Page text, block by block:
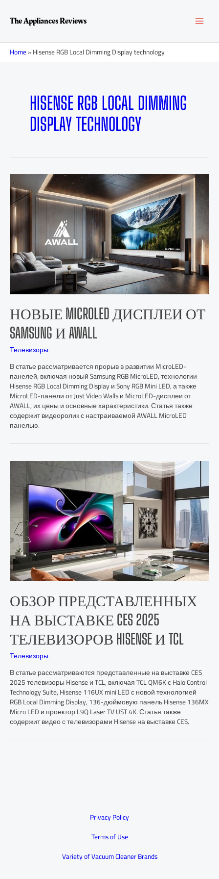
содержимому
The Appliances Reviews
Home»Hisense RGB Local Dimming Display technology
HISENSE RGB LOCAL DIMMING
DISPLAY TECHNOLOGY
НОВЫЕ MICROLED ДИСПЛЕИ ОТ
SAMSUNG И AWALL
Телевизоры
В статье рассматривается прорыв в развитии MicroLED-
панелей, включая новый Samsung RGB MicroLED, технологии
Hisense RGB Local Dimming Display и Sony RGB Mini LED, а также
MicroLED-панели от Just Video Walls и MicroLED-дисплеи от
AWALL, их цены и основные характеристики. Статья также
содержит видеоролик с настраиваемой AWALL MicroLED
панелью.
ОБЗОР ПРЕДСТАВЛЕННЫХ
НА ВЫСТАВКЕ CES 2025
ТЕЛЕВИЗОРОВ HISENSE И TCL
Телевизоры
В статье рассматриваются представленные на выставке CES
2025 телевизоры Hisense и TCL, включая TCL QM6K с Halo Control
Technology Suite, Hisense 116UX mini LED с новой технологией
RGB Local Dimming Display, 136-дюймовую панель Hisense 136MX
Micro LED и проектор L9Q Laser TV UST 4K. Статья также
содержит видео с телевизорами Hisense на выставке CES.
Privacy Policy
Terms of Use
Variety of Vacuum Cleaner Brands